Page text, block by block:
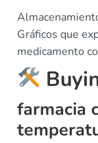
Gráficos que
medicamento
farmacia